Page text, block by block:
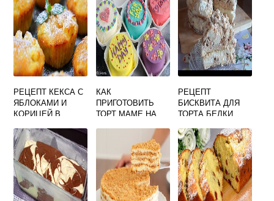
РЕЦЕПТ КЕКСА С
ЯБЛОКАМИ И
КОРИЦЕЙ В
КАК
ПРИГОТОВИТЬ
ТОРТ МАМЕ НА
РЕЦЕПТ
БИСКВИТА ДЛЯ
ТОРТА БЕЛКИ
ЖЕЛТКОВ